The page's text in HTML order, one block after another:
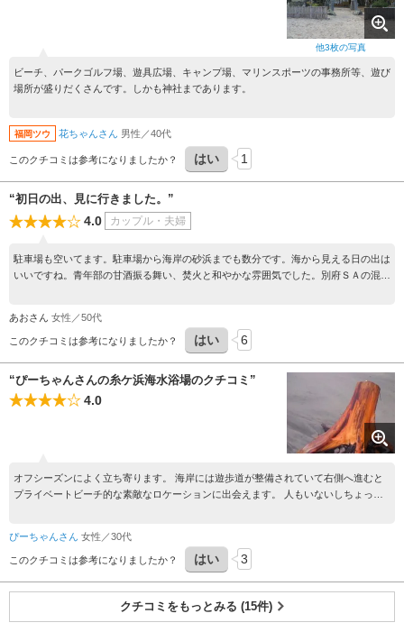
他3枚の写真
ビーチ、パークゴルフ場、遊具広場、キャンプ場、マリンスポーツの事務所等、遊び
場所が盛りだくさんです。しかも神社まであります。
福岡ツウ 花ちゃんさん 男性／40代
このクチコミは参考になりましたか？ はい 1
“初日の出、見に行きました。”
4.0 カップル・夫婦
駐車場も空いてます。駐車場から海岸の砂浜までも数分です。海から見える日の出は
いいですね。青年部の甘酒振る舞い、焚火と和やかな雰囲気でした。別府ＳＡの混み
あおさん 女性／50代
このクチコミは参考になりましたか？ はい 6
“ぴーちゃんさんの糸ケ浜海水浴場のクチコミ”
4.0
オフシーズンによく立ち寄ります。 海岸には遊歩道が整備されていて右側へ進むと
プライベートビーチ的な素敵なロケーションに出会えます。 人もいないしちょっと
ぴーちゃんさん 女性／30代
このクチコミは参考になりましたか？ はい 3
クチコミをもっとみる (15件)